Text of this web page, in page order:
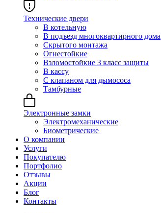
Технические двери
В котельную
В подъезд многоквартирного дома
Скрытого монтажа
Огнестойкие
Взломостойкие 3 класс защиты
В кассу
С клапаном для дымососа
Тамбурные
Электронные замки
Электромеханические
Биометрические
О компании
Услуги
Покупателю
Портфолио
Отзывы
Акции
Блог
Контакты